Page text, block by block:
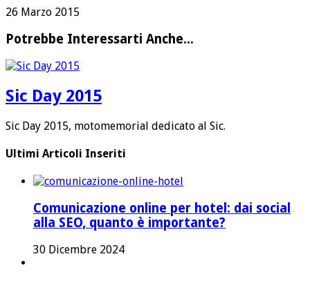
26 Marzo 2015
Potrebbe Interessarti Anche...
Sic Day 2015
Sic Day 2015, motomemorial dedicato al Sic.
Ultimi Articoli Inseriti
Comunicazione online per hotel: dai social
alla SEO, quanto è importante?
30 Dicembre 2024